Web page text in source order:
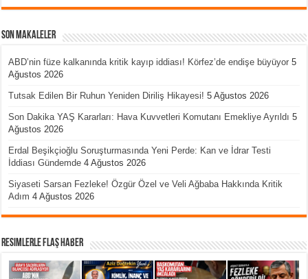
Son Makaleler
ABD’nin füze kalkanında kritik kayıp iddiası! Körfez’de endişe büyüyor 5
Ağustos 2026
Tutsak Edilen Bir Ruhun Yeniden Diriliş Hikayesi! 5 Ağustos 2026
Son Dakika YAŞ Kararları: Hava Kuvvetleri Komutanı Emekliye Ayrıldı 5
Ağustos 2026
Erdal Beşikçioğlu Soruşturmasında Yeni Perde: Kan ve İdrar Testi
İddiası Gündemde 4 Ağustos 2026
Siyaseti Sarsan Fezleke! Özgür Özel ve Veli Ağbaba Hakkında Kritik
Adım 4 Ağustos 2026
Resimlerle Flaş Haber